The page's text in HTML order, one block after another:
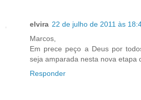
elvira 22 de julho de 2011 às
Marcos,
Em prece peço a Deus por
seja amparada nesta nova etapa
Responder